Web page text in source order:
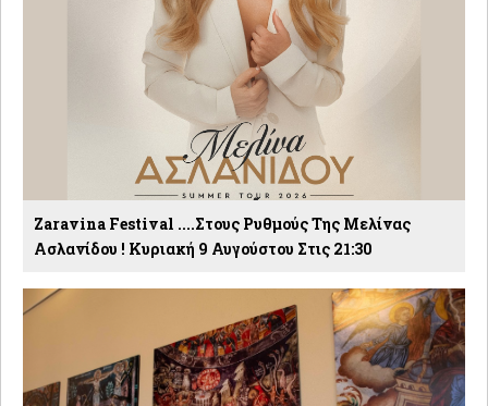
Zaravina Festival ....στους Ρυθμούς Της Μελίνας
Ασλανίδου ! Κυριακή 9 Αυγούστου Στις 21:30